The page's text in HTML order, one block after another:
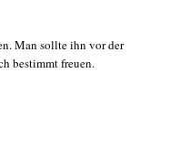
Man sollte ihn vor der
bestimmt freuen.